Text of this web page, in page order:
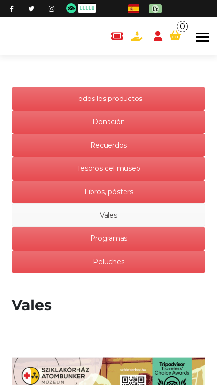
content.cart
0
Todos los productos
Donación
Recuerdos
Tesoros del museo
Libros, pósters
Vales
Programas
Peluches
Vales